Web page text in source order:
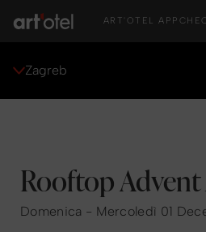
ART'OTEL APP
Zagreb
Rooftop
Domenica - Mercoledì 01